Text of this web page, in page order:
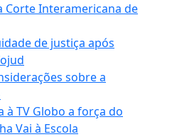
Corte Interamericana de
de justiça após
sobre a
à TV Globo a força do
Vai à Escola